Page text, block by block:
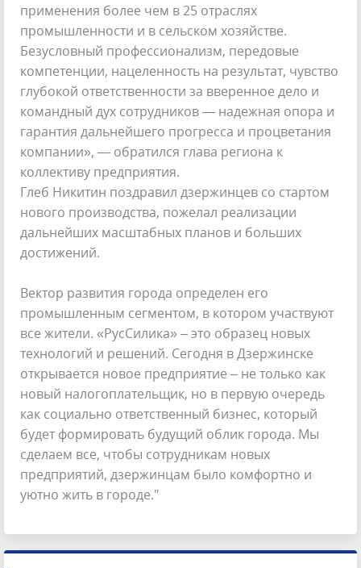
применения более чем в 25 отраслях
промышленности и в сельском хозяйстве.
Безусловный профессионализм, передовые
компетенции, нацеленность на результат, чувство
глубокой ответственности за вверенное дело и
командный дух сотрудников — надежная опора и
гарантия дальнейшего прогресса и процветания
компании», — обратился глава региона к
коллективу предприятия.
Глеб Никитин поздравил дзержинцев со стартом
нового производства, пожелал реализации
дальнейших масштабных планов и больших
достижений.
Вектор развития города определен его
промышленным сегментом, в котором участвуют
все жители. «РусСилика» – это образец новых
технологий и решений. Сегодня в Дзержинске
открывается новое предприятие – не только как
новый налогоплательщик, но в первую очередь
как социально ответственный бизнес, который
будет формировать будущий облик города. Мы
сделаем все, чтобы сотрудникам новых
предприятий, дзержинцам было комфортно и
уютно жить в городе."